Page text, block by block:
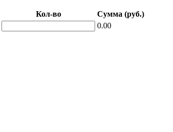
Кол-во
Сумма (руб.)
0.00